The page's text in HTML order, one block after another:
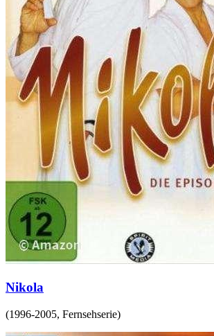
Nikola
(1996-2005, Fernsehserie)